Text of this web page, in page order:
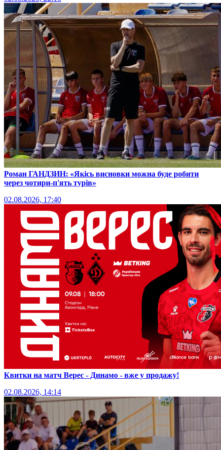
Роман ГАНДЗИН: «Якісь висновки можна буде робити
через чотири-п'ять турів»
02.08.2026, 17:40
Квитки на матч Верес - Динамо - вже у продажу!
02.08.2026, 14:14